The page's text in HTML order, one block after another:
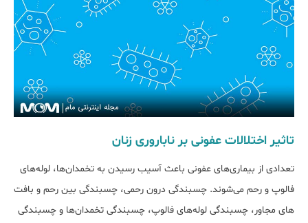
تاثیر اختلالات عفونی بر ناباروری زنان
تعدادی از بیماری‌های عفونی باعث آسیب رسیدن به تخمدان­‌ها، لوله­‌‌های
فالوپ و رحم می‌­شوند. چسبندگی درون رحمی، چسبندگی بین رحم و بافت­‌‌
های مجاور، چسبندگی لوله­‌‌های فالوپ، چسبندگی تخمدان­‌ها و چسبندگی